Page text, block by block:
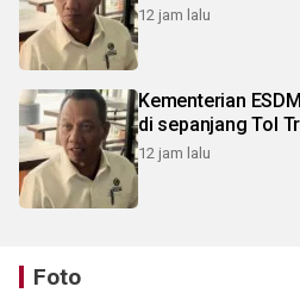
12 jam lalu
Kementerian
di sepanjang Tol
12 jam lalu
Foto